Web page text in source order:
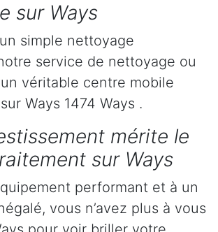
sur Ways
simple nettoyage
service de nettoyage ou
véritable centre mobile
Ways 1474 Ways .
mérite le
sur Ways
performant et à un
vous n’avez plus à vous